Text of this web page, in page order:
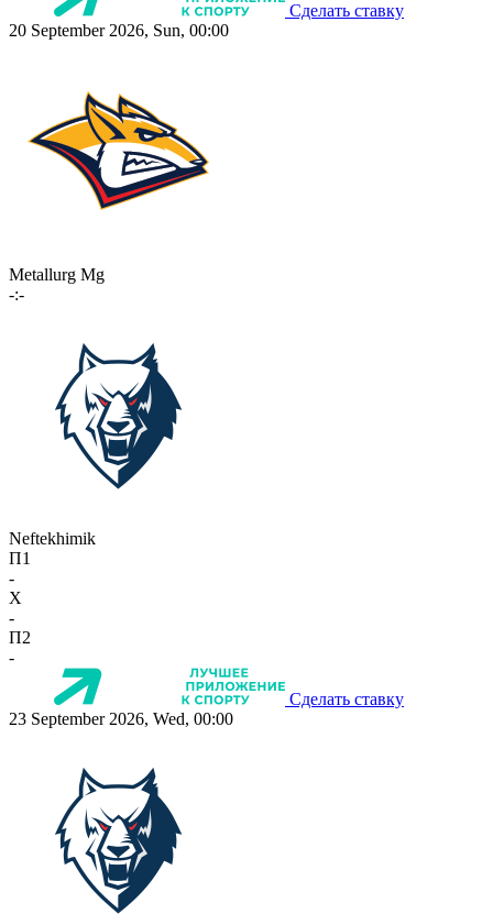
Сделать ставку
20 September 2026, Sun, 00:00
Metallurg Mg
-:-
Neftekhimik
П1
-
X
-
П2
-
Сделать ставку
23 September 2026, Wed, 00:00